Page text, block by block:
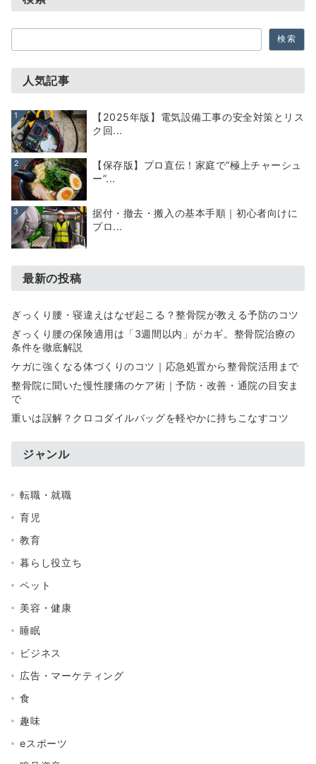
索
検索
人気記事
1
【2025年版】電気設備工事の安全対策とリス
ク回...
2
【保存版】プロ直伝！家庭で“極上チャーシュ
ー”...
3
据付・撤去・搬入の基本手順｜初心者向けに
プロ...
最新の投稿
ぎっくり腰・寝違えはなぜ起こる？整骨院が教える予防のコツ
ぎっくり腰の保険適用は「3週間以内」がカギ。整骨院治療の
条件を徹底解説
ケガに強くなる体づくりのコツ｜応急処置から整骨院活用まで
整骨院に聞いた慢性腰痛のケア術｜予防・改善・通院の目安ま
で
重いは誤解？クロコダイルバッグを軽やかに持ちこなすコツ
ジャンル
転職・就職
育児
教育
暮らし役立ち
ペット
美容・健康
睡眠
ビジネス
広告・マーケティング
食
趣味
eスポーツ